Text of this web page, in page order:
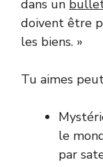
dans un
doivent être
les biens. »
Tu aimes
le
par